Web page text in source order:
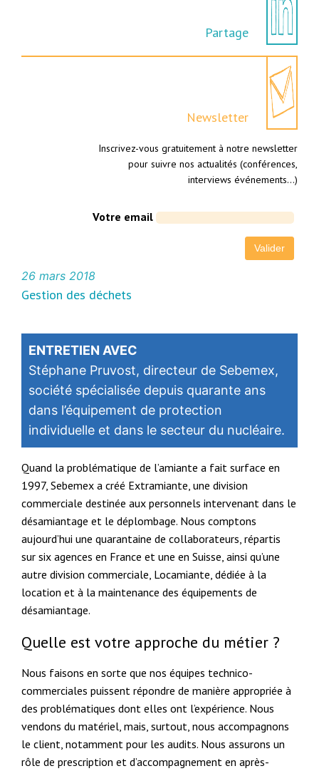
Partage
Newsletter
Inscrivez-vous gratuitement à notre newsletter
pour suivre nos actualités (conférences,
interviews événements…)
Votre email
26 mars 2018
Gestion des déchets
ENTRETIEN AVEC
Stéphane Pruvost, directeur de Sebemex,
société spécialisée depuis quarante ans
dans l’équipement de protection
individuelle et dans le secteur du nucléaire.
Quand la problématique de l’amiante a fait surface en
1997, Sebemex a créé Extramiante, une division
commerciale destinée aux personnels intervenant dans le
désamiantage et le déplombage. Nous comptons
aujourd’hui une quarantaine de collaborateurs, répartis
sur six agences en France et une en Suisse, ainsi qu’une
autre division commerciale, Locamiante, dédiée à la
location et à la maintenance des équipements de
désamiantage.
Quelle est votre approche du métier ?
Nous faisons en sorte que nos équipes technico-
commerciales puissent répondre de manière appropriée à
des problématiques dont elles ont l’expérience. Nous
vendons du matériel, mais, surtout, nous accompagnons
le client, notamment pour les audits. Nous assurons un
rôle de prescription et d’accompagnement en après-